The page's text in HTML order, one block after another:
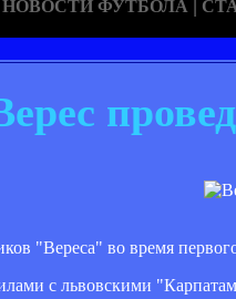
НОВОСТИ ФУТБОЛА |
"Вереса" во время
с львовскими